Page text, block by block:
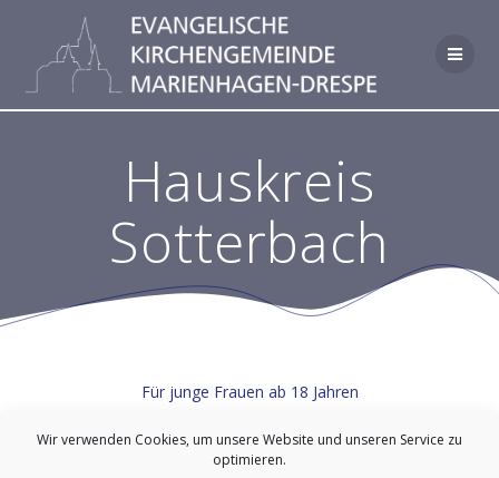
Wir verwenden Cookies, um unsere Website und unseren Service zu
optimieren.
Inhalt
springen
Hauskreis
Sotterbach
Für junge Frauen ab 18 Jahren
Dienstags, 19:30 Uhr, 14-tägig
Info: Lydia Loos (02296 9992155)